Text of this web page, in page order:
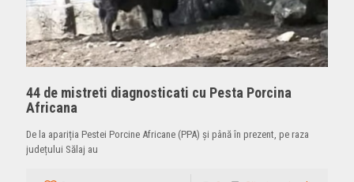
44 de mistreti diagnosticati cu Pesta Porcina
Africana
De la apariția Pestei Porcine Africane (PPA) și până în prezent, pe raza
județului Sălaj au